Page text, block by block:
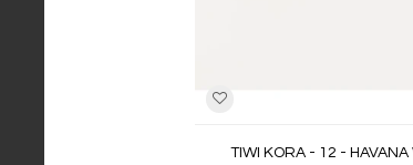
TIWI KORA - 12 - HAVANA